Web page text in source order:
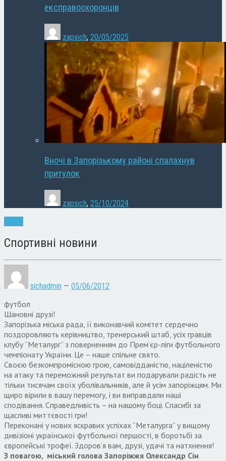
експравоохоронців
zapsich, 20/05/2025
Вночі в Запорізькому районі спалахнув
притулок
zapsich, 25/10/2024
Спортивні новини
sichadmin — 05/06/2012
футбол
Шановні друзі!
Запорізька міська рада, її виконавчий комітет сердечно
поздоровляють керівництво, тренерський штаб, усіх гравців
клубу “Металург” з поверненням до Прем’єр-ліги футбольного
чемпіонату України. Це – наше спільне свято.
Своєю безкомпромісною грою, самовідданістю, націленістю
на атаку та переможний результат ви подарували радість не
тільки тисячам своїх уболівальників, але й усім запоріжцям. Ми
щиро вірили в вашу перемогу, і ви виправдали наші
сподівання. Справедливість – на нашому боці. Спасибі за
щасливі миттєвості гри!
Переконані у нових яскравих успіхах “Металурга” у вищому
дивізіоні української футбольної першості, в боротьбі за
європейські трофеї. Здоров’я вам, друзі, удачі та натхнення!
З повагою, міський голова Запоріжжя Олександр Сін